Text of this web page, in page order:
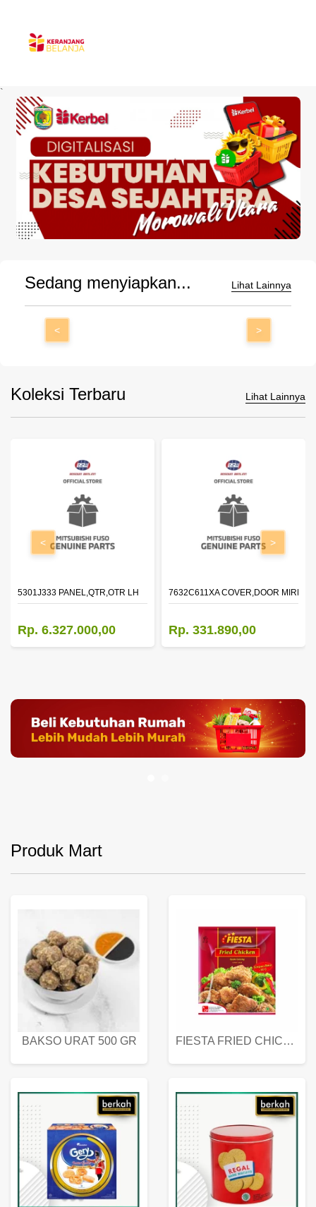
`
Sedang menyiapkan... Lihat Lainnya
< >
Koleksi Terbaru Lihat Lainnya
5301J333 PANEL,QTR,OTR LH
Rp. 6.327.000,00
7632C611XA COVER,DOOR
Rp. 331.890,00
< >
Produk Mart
BAKSO URAT 500 GR FIESTA FRIED CHICKEN 500 GR